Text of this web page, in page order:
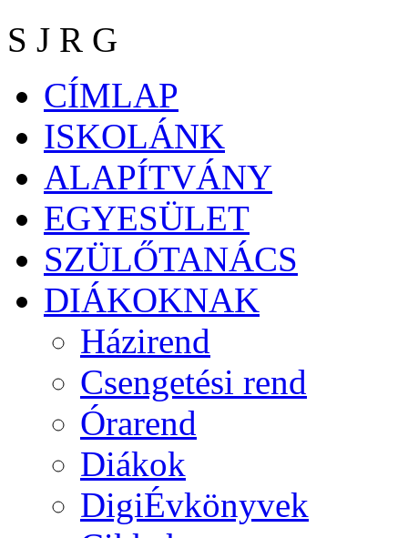
S J R G
CÍMLAP
ISKOLÁNK
ALAPÍTVÁNY
EGYESÜLET
SZÜLŐTANÁCS
DIÁKOKNAK
Házirend
Csengetési rend
Órarend
Diákok
DigiÉvkönyvek